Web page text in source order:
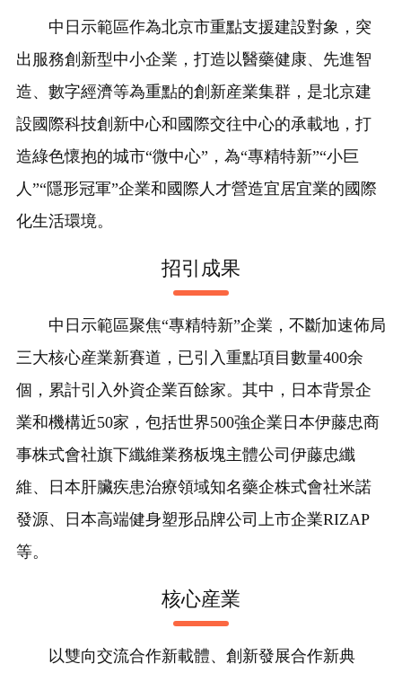
中日示範區作為北京市重點支援建設對象 ，突
出服務創新型中小企業，打造以醫藥健康、先進智
造、數字經濟等為重點的創新産業集群，是北京建
設國際科技創新中心和國際交往中心的承載地，打
造綠色懷抱的城市“微中心”，為“專精特新”“小巨
人”“隱形冠軍”企業和國際人才營造宜居宜業的國際
化生活環境。
招引成果
中日示範區聚焦“專精特新”企業，不斷加速佈局
三大核心産業新賽道，已引入重點項目數量400余
個，累計引入外資企業百餘家。其中，日本背景企
業和機構近50家，包括世界500強企業日本伊藤忠商
事株式會社旗下纖維業務板塊主體公司伊藤忠纖
維、日本肝臟疾患治療領域知名藥企株式會社米諾
發源、日本高端健身塑形品牌公司上市企業RIZAP
等。
核心産業
以雙向交流合作新載體、創新發展合作新典